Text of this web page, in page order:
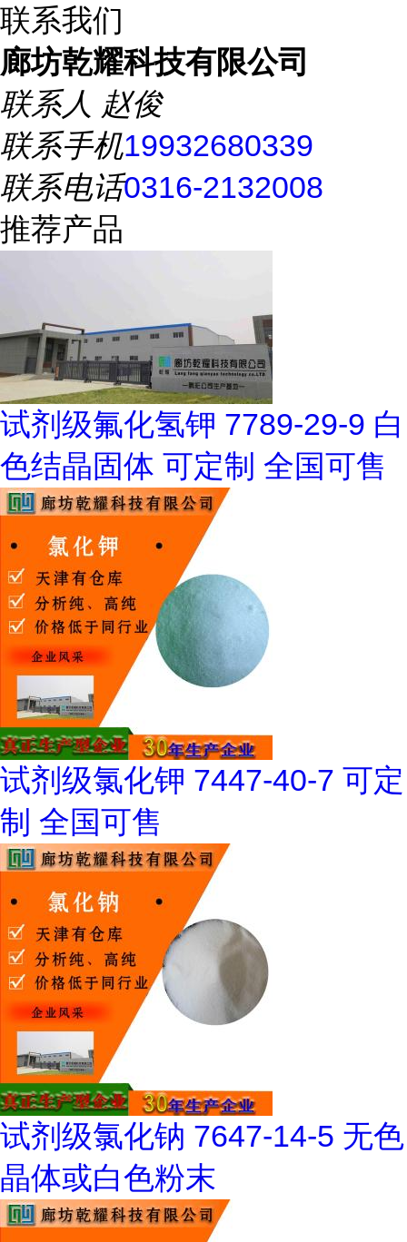
联系我们
廊坊乾耀科技有限公司
联系人 赵俊
联系手机19932680339
联系电话0316-2132008
推荐产品
试剂级氟化氢钾 7789-29-9 白
色结晶固体 可定制 全国可售
试剂级氯化钾 7447-40-7 可定
制 全国可售
试剂级氯化钠 7647-14-5 无色
晶体或白色粉末